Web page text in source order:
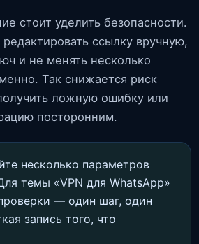
стоит уделить безопасности.
ссылку вручную,
и не менять несколько
Так снижается риск
ложную ошибку или
посторонним.
несколько параметров
темы «VPN для WhatsApp»
— один шаг, один
запись того, что